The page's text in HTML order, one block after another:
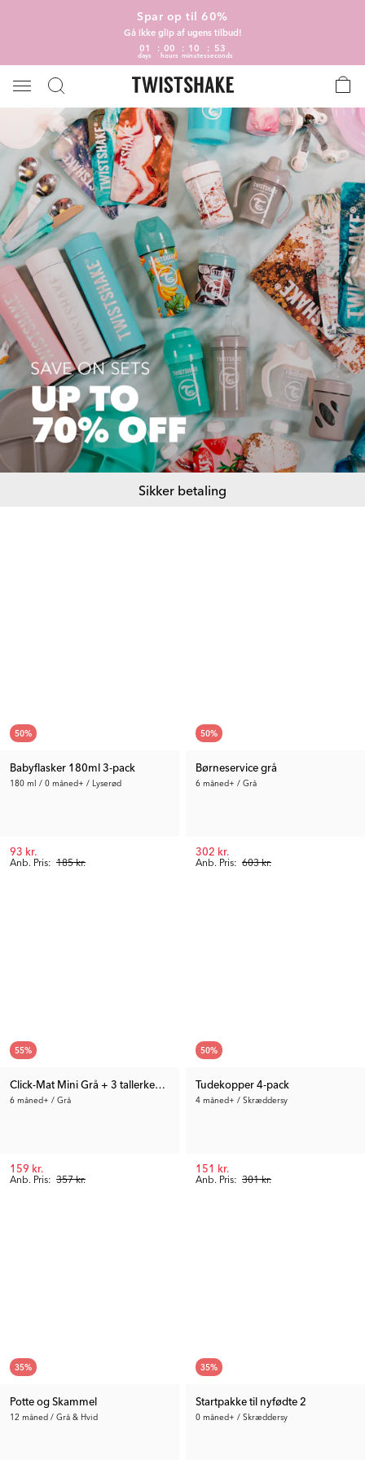
Spar op til 60%
Gå ikke glip af ugens tilbud!
01
days
00
hours
10
minutes
52
seconds
Sikker betaling
50%
Babyflasker 180ml 3-pack
180 ml / 0 måned+ / Lyserød
Anb. Pris: 185 kr.
93 kr.
50%
Børneservice grå
6 måned+ / Grå
Anb. Pris: 603 kr.
302 kr.
55%
Click-Mat Mini Grå + 3 tallerkener
6 måned+ / Grå
Anb. Pris: 357 kr.
159 kr.
50%
Tudekopper 4-pack
4 måned+ / Skræddersy
Anb. Pris: 301 kr.
151 kr.
35%
Potte og Skammel
12 måned / Grå & Hvid
35%
Startpakke til nyfødte 2
0 måned+ / Skræddersy